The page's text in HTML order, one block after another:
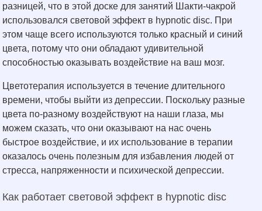
разницей, что в этой доске для занятий Шакти-чакрой
использовался световой эффект в hypnotic disc. При
этом чаще всего используются только красный и синий
цвета, потому что они обладают удивительной
способностью оказывать воздействие на ваш мозг.
Цветотерапия используется в течение длительного
времени, чтобы выйти из депрессии. Поскольку разные
цвета по-разному воздействуют на наши глаза, мы
можем сказать, что они оказывают на нас очень
быстрое воздействие, и их использование в терапии
оказалось очень полезным для избавления людей от
стресса, напряженности и психической депрессии.
Как работает световой эффект в hypnotic disc